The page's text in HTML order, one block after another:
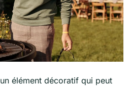
élément décoratif qui peut